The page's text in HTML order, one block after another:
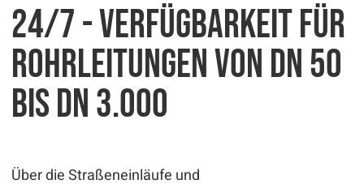
24/7 - Verfügbarkeit für
Rohrleitungen von DN 50
bis DN 3.000
Über die Straßeneinläufe und